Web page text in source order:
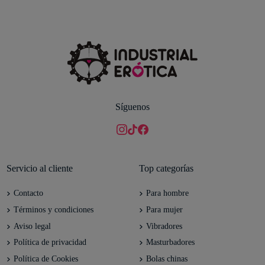
Síguenos
Servicio al cliente
Contacto
Términos y condiciones
Aviso legal
Política de privacidad
Política de Cookies
Top categorías
Para hombre
Para mujer
Vibradores
Masturbadores
Bolas chinas